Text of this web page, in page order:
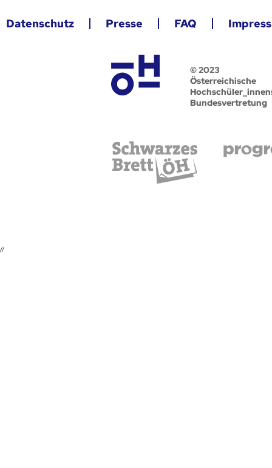
Datenschutz Presse FAQ
© 2023
Österreichische
Bundesvertretung
//